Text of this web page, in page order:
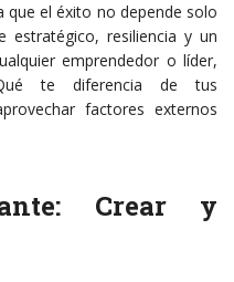
que el éxito no depende solo
resiliencia y un
emprendedor o líder,
te diferencia de tus
factores externos
Crear y